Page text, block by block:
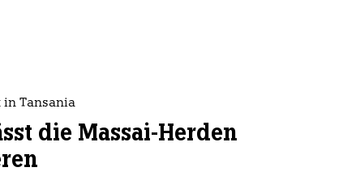
in Tansania
die Massai-Herden